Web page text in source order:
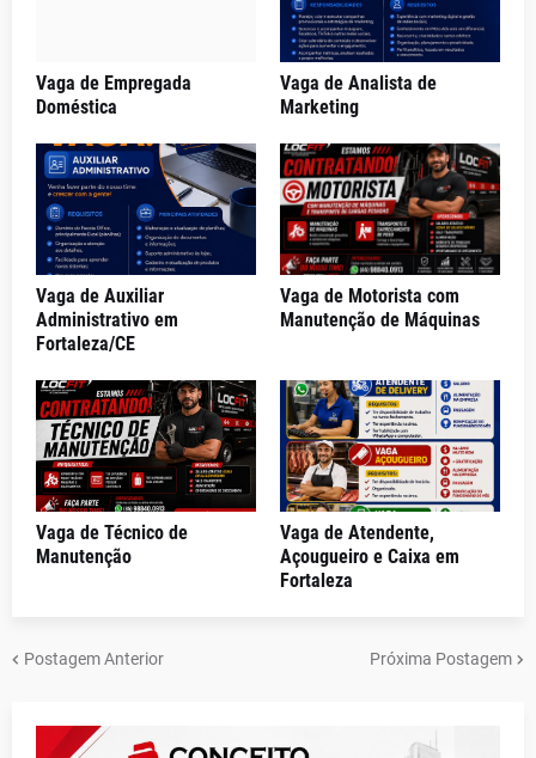
Vaga de Empregada
Doméstica
Vaga de Analista de
Marketing
Vaga de Auxiliar
Administrativo em
Fortaleza/CE
Vaga de Motorista com
Manutenção de Máquinas
Vaga de Técnico de
Manutenção
Vaga de Atendente,
Açougueiro e Caixa em
Fortaleza
Postagem Anterior Próxima Postagem